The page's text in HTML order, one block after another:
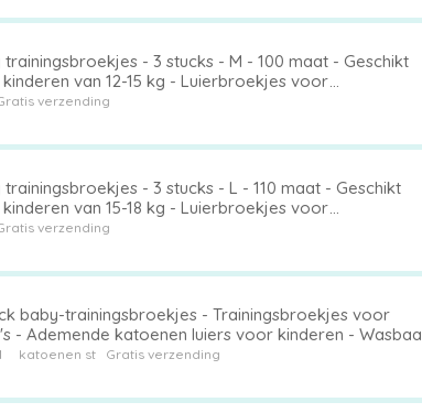
trainingsbroekjes - 3 stucks - M - 100 maat - Geschikt
van 12-15 kg - Luierbroekjes voor
- Waterdichte trainingsbroekjes voor
verzending
trainingsbroekjes - 3 stucks - L - 110 maat - Geschikt
van 15-18 kg - Luierbroekjes voor
- Waterdichte trainingsbroekjes voor
verzending
baby-trainingsbroekjes - Trainingsbroekjes voor
- Ademende katoenen luiers voor kinderen - Wasbaar
- Geschikt voor jongens en meisjes - Maat 100
katoenen st Gratis verzending